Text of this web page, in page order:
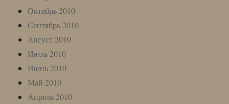
Октябрь 2010
Сентябрь 2010
Август 2010
Июль 2010
Июнь 2010
Май 2010
Апрель 2010